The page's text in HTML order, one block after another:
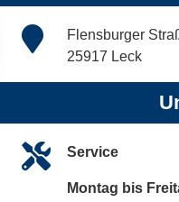
Flensburger
25917 Leck
Service
Montag bis